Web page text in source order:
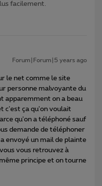
facilement.
Forum|Forum|5 years ago
le net comme le site
personne malvoyante du
apparemment on a beau
c'est ça qu'on voulait
qu'on a téléphoné sauf
demande de téléphoner
envoyé un mail de plainte
vous retrouvez à
principe et on tourne